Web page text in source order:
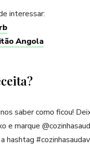
interessar:
Angola
saber como ficou!
e marque
hashtag